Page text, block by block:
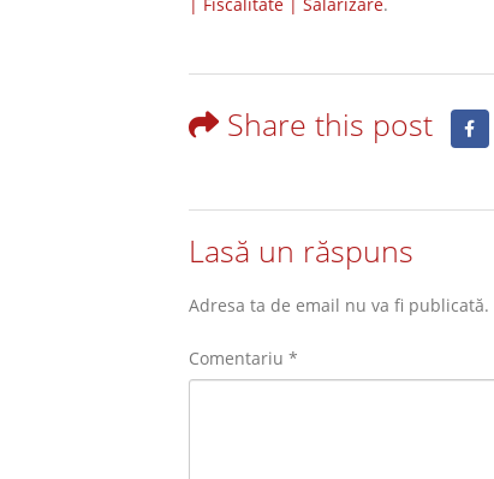
| Fiscalitate | Salarizare.
Share this post
Lasă un răspuns
Adresa ta de email nu va fi publicată.
Comentariu *